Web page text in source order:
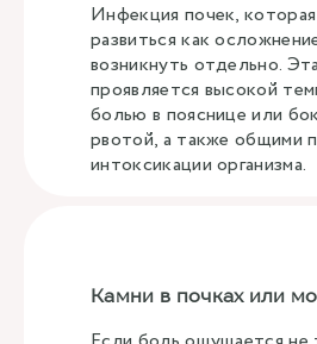
Инфекция почек,
развиться как
возникнуть отдельно.
проявляется высокой
болью в пояснице или
рвотой, а также общими
интоксикации организма.
Камни в почках или